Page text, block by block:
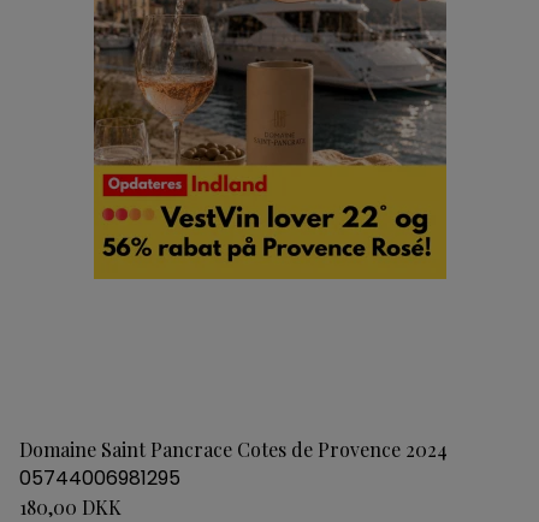
Domaine Saint Pancrace Cotes de Provence 2024
05744006981295
180,00 DKK